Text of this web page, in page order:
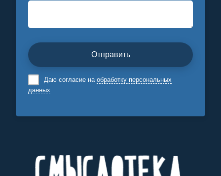
Отправить
Даю согласие на обработку персональных
данных